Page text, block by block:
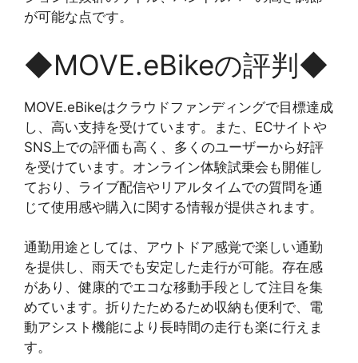
が可能な点です。
◆MOVE.eBikeの評判◆
MOVE.eBikeはクラウドファンディングで目標達成
し、高い支持を受けています。また、ECサイトや
SNS上での評価も高く、多くのユーザーから好評
を受けています。オンライン体験試乗会も開催し
ており、ライブ配信やリアルタイムでの質問を通
じて使用感や購入に関する情報が提供されます。
通勤用途としては、アウトドア感覚で楽しい通勤
を提供し、雨天でも安定した走行が可能。存在感
があり、健康的でエコな移動手段として注目を集
めています。折りたためるため収納も便利で、電
動アシスト機能により長時間の走行も楽に行えま
す。